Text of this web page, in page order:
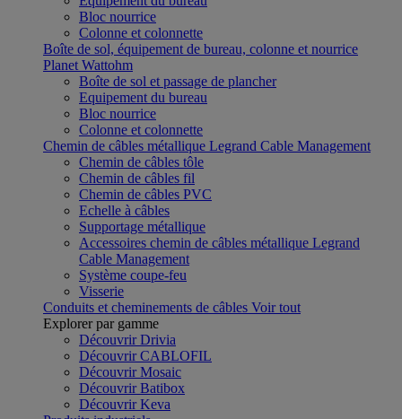
Bloc nourrice
Colonne et colonnette
Boîte de sol, équipement de bureau, colonne et nourrice
Planet Wattohm
Boîte de sol et passage de plancher
Equipement du bureau
Bloc nourrice
Colonne et colonnette
Chemin de câbles métallique Legrand Cable Management
Chemin de câbles tôle
Chemin de câbles fil
Chemin de câbles PVC
Echelle à câbles
Supportage métallique
Accessoires chemin de câbles métallique Legrand
Cable Management
Système coupe-feu
Visserie
Conduits et cheminements de câbles Voir tout
Explorer par gamme
Découvrir Drivia
Découvrir CABLOFIL
Découvrir Mosaic
Découvrir Batibox
Découvrir Keva